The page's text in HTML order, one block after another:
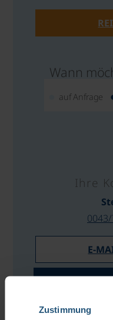
Zustimmung
Wann
auf Anfrage
Ihre
E-